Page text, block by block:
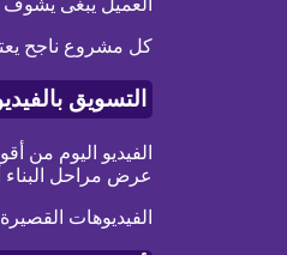
العميل يبغى يشوف
كل مشروع ناجح
التسويق
الفيديو اليوم من
عرض مراحل البناء
الفيديوهات